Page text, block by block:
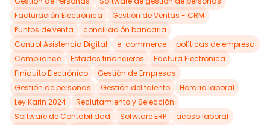
Facturación Electrónica
Gestión de Ventas - CRM
Puntos de venta
conciliación bancaria
Control Asistencia Digital
e-commerce
políticas de empresa
Compliance
Estados financieros
Factura Electrónica
Finiquito Electrónico
Gestión de Empresas
Gestión de personas
Gestión del talento
Horario laboral
Ley Karin 2024
Reclutamiento y Selección
Software de Contabilidad
Sofwtare ERP
acoso laboral